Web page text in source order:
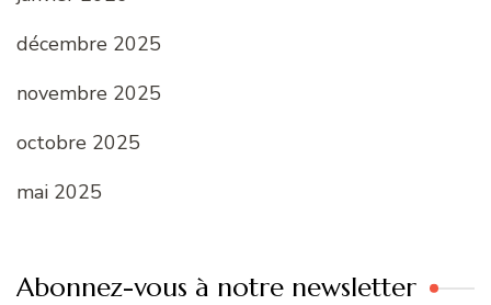
décembre 2025
novembre 2025
octobre 2025
mai 2025
Abonnez-vous à notre newsletter